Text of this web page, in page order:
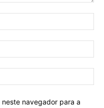
navegador para a